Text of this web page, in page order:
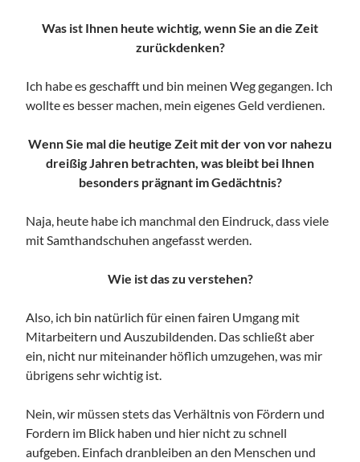
Was ist Ihnen heute wichtig, wenn Sie an die Zeit
zurückdenken?
Ich habe es geschafft und bin meinen Weg gegangen. Ich
wollte es besser machen, mein eigenes Geld verdienen.
Wenn Sie mal die heutige Zeit mit der von vor nahezu
dreißig Jahren betrachten, was bleibt bei Ihnen
besonders prägnant im Gedächtnis?
Naja, heute habe ich manchmal den Eindruck, dass viele
mit Samthandschuhen angefasst werden.
Wie ist das zu verstehen?
Also, ich bin natürlich für einen fairen Umgang mit
Mitarbeitern und Auszubildenden. Das schließt aber
ein, nicht nur miteinander höflich umzugehen, was mir
übrigens sehr wichtig ist.
Nein, wir müssen stets das Verhältnis von Fördern und
Fordern im Blick haben und hier nicht zu schnell
aufgeben. Einfach dranbleiben an den Menschen und